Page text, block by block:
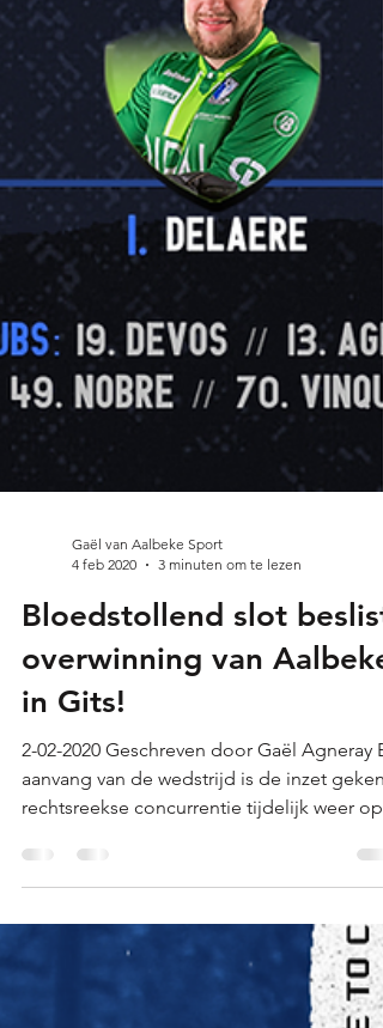
4 feb 2020
3 minuten om te lezen
Bloedstollend slot beslist
overwinning van Aalbeke
in Gits!
2-02-2020 Geschreven door Gaël Agneray
aanvang van de wedstrijd is de inzet
rechtsreekse concurrentie tijdelijk weer